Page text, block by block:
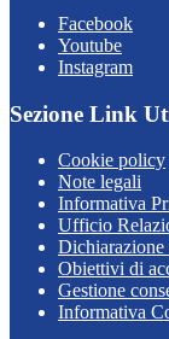
Facebook
Youtube
Instagram
Sezione Link
Cookie policy
Note legali
Informativa
Ufficio
Dichiarazione
Obiettivi di
Gestione
Informativa